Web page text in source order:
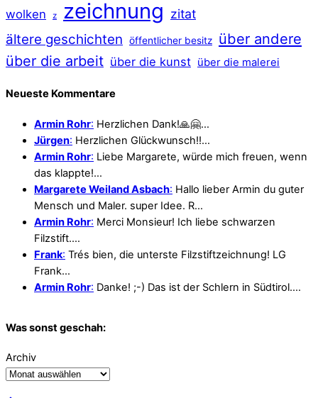
wolken z zeichnung zitat
ältere geschichten öffentlicher besitz über andere
über die arbeit über die kunst über die malerei
Neueste Kommentare
Armin Rohr: Herzlichen Dank!🙏🤗…
Jürgen: Herzlichen Glückwunsch!!…
Armin Rohr: Liebe Margarete, würde mich freuen, wenn
das klappte!…
Margarete Weiland Asbach: Hallo lieber Armin du guter
Mensch und Maler. super Idee. R…
Armin Rohr: Merci Monsieur! Ich liebe schwarzen
Filzstift.…
Frank: Trés bien, die unterste Filzstiftzeichnung! LG
Frank…
Armin Rohr: Danke! ;-) Das ist der Schlern in Südtirol.…
Was sonst geschah:
Archiv